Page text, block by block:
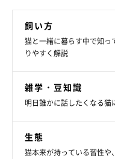
飼い方
猫と一緒に暮らす中で知
りやすく解説
雑学・豆知識
明日誰かに話したくなる猫
生態
猫本来が持っている習性